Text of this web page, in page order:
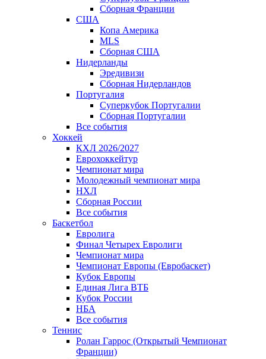
Сборная Франции
США
Копа Америка
MLS
Сборная США
Нидерланды
Эредивизи
Сборная Нидерландов
Португалия
Суперкубок Португалии
Сборная Португалии
Все события
Хоккей
КХЛ 2026/2027
Еврохоккейтур
Чемпионат мира
Молодежный чемпионат мира
НХЛ
Сборная России
Все события
Баскетбол
Евролига
Финал Четырех Евролиги
Чемпионат мира
Чемпионат Европы (Евробаскет)
Кубок Европы
Единая Лига ВТБ
Кубок России
НБА
Все события
Теннис
Ролан Гаррос (Открытый Чемпионат
Франции)